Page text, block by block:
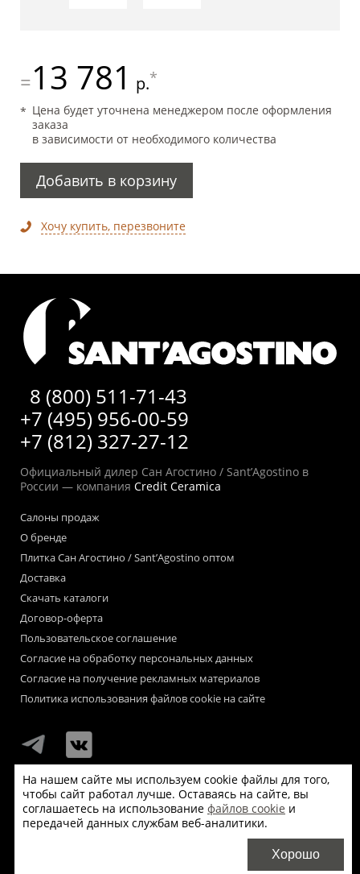
=13 781 р.*
Цена будет уточнена менеджером после оформления
заказа
в зависимости от необходимого количества
Добавить в корзину
Хочу купить, перезвоните
8 (800) 511-71-43
+7 (495) 956-00-59
+7 (812) 327-27-12
Официальный дилер Сан Агостино / Sant’Agostino в
России — компания Credit Ceramica
Салоны продаж
О бренде
Плитка Сан Агостино / Sant’Agostino оптом
Доставка
Скачать каталоги
Договор-оферта
Пользовательское соглашение
Согласие на обработку персональных данных
Согласие на получение рекламных материалов
Политика использования файлов cookie на сайте
Мы используем файлы «cookie» для функционирования сайта.
Если Вас это не устраивает, пожалуйста, покиньте сайт.
На нашем сайте мы используем cookie файлы для того,
чтобы сайт работал лучше. Оставаясь на сайте, вы
соглашаетесь на использование файлов cookie и
передачей данных службам веб-аналитики.
Хорошо